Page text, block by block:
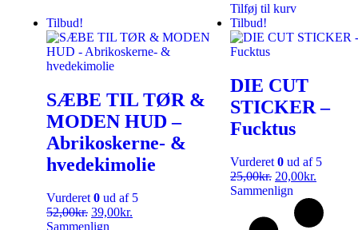
Tilføj til kurv
Tilbud!
SÆBE TIL TØR &
MODEN HUD –
Abrikoskerne- &
hvedekimolie
Vurderet0 ud af 5
52,00kr. 39,00kr.
Sammenlign
Tilbud!
DIE CUT
STICKER –
Fucktus
Vurderet0 ud af 5
25,00kr. 20,00kr.
Sammenlign